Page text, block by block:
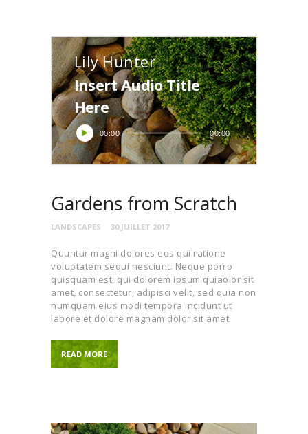
Lily Hunter
Insert Audio Title
Here
Lecteur
audio
00:00 00:00
Gardens from Scratch
LANDSCAPES 30 JUILLET 2017
Quuntur magni dolores eos qui ratione
voluptatem sequi nesciunt. Neque porro
quisquam est, qui dolorem ipsum quiaolor sit
amet, consectetur, adipisci velit, sed quia non
numquam eius modi tempora incidunt ut
labore et dolore magnam dolor sit amet.
READ MORE